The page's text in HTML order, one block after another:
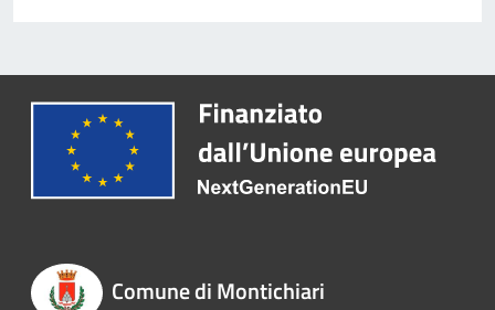
Comune di Montichiari